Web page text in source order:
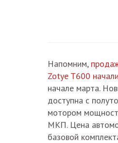
Напомним,
Zotye T600
начале марта.
доступна с
мотором
МКП. Цена
базовой